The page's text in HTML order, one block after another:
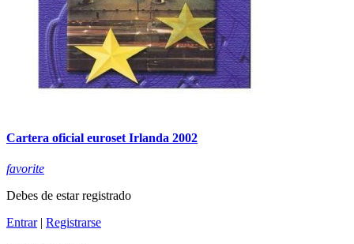
Cartera oficial euroset Irlanda 2002
favorite
Debes de estar registrado
Entrar| Registrarse